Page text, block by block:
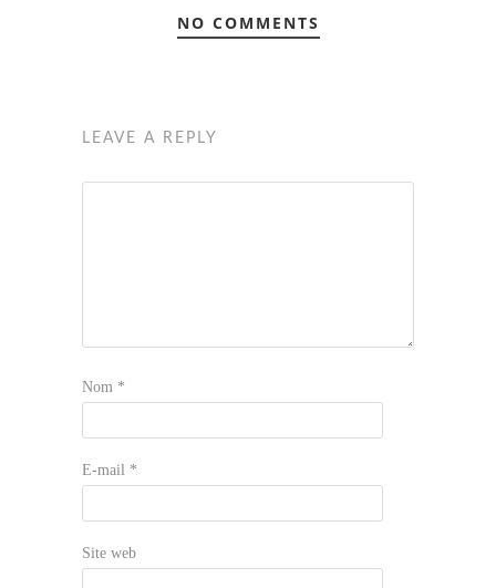
NO COMMENTS
LEAVE A REPLY
Nom *
E-mail *
Site web